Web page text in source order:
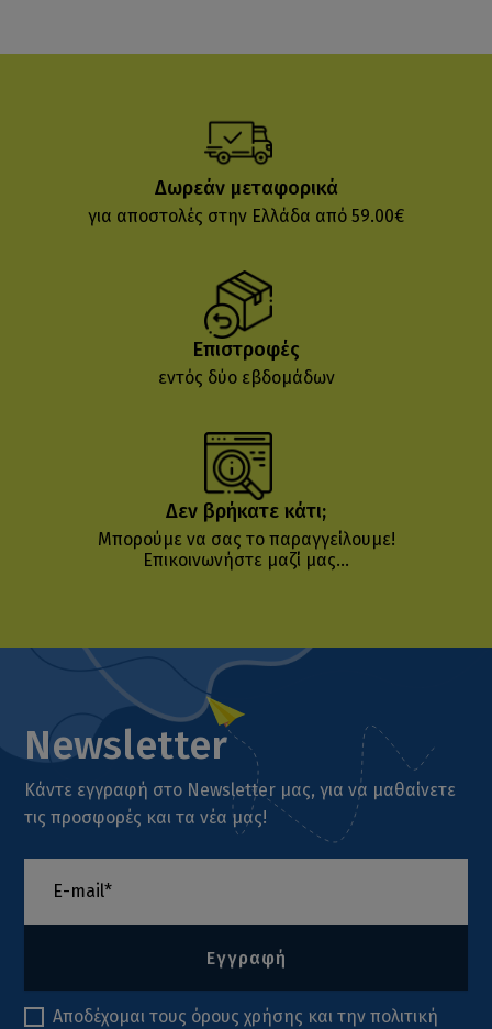
Δωρεάν μεταφορικά
για αποστολές στην Ελλάδα από 59.00€
Επιστροφές
εντός δύο εβδομάδων
Δεν βρήκατε κάτι;
Μπορούμε να σας το παραγγείλουμε!
Επικοινωνήστε μαζί μας...
Newsletter
Κάντε εγγραφή στο Newsletter μας, για να μαθαίνετε
τις προσφορές και τα νέα μας!
Εγγραφή
Αποδέχομαι τους όρους χρήσης και τηνπολιτική